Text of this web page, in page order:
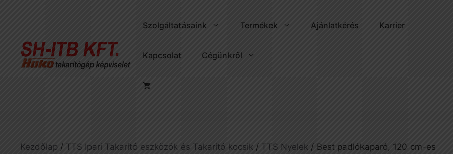
Szolgáltatásaink Termékek Ajánlatkérés Karrier
Kapcsolat Cégünkről
Kezdőlap / TTS Ipari Takarító eszközök és Takarító kocsik / TTS Nyelek / Best padlókaparó, 120 cm-es